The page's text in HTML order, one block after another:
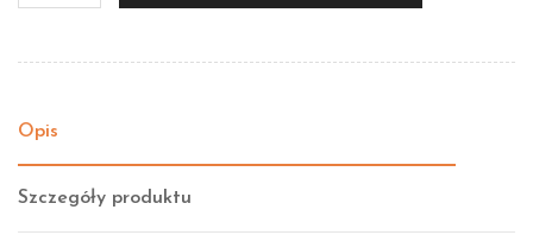
Opis
Szczegóły produktu